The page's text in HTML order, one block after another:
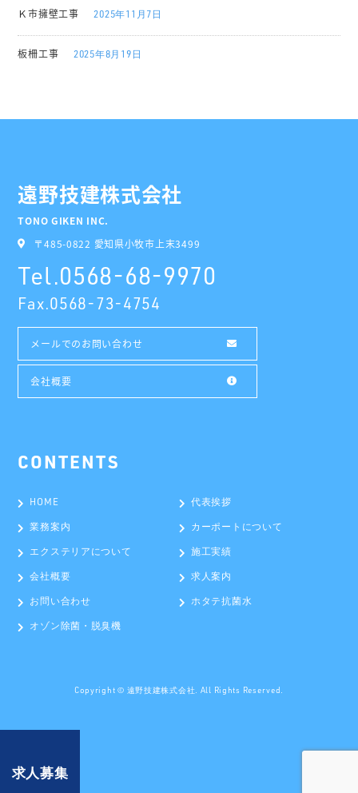
Ｋ市擁壁工事 2025年11月7日
板柵工事 2025年8月19日
遠野技建株式会社
TONO GIKEN INC.
〒485-0822 愛知県小牧市上末3499
Tel.0568-68-9970
Fax.0568-73-4754
メールでのお問い合わせ
会社概要
HOME
代表挨拶
業務案内
カーポートについて
エクステリアについて
施工実績
会社概要
求人案内
お問い合わせ
ホタテ抗菌水
オゾン除菌・脱臭機
Copyright © 遠野技建株式会社. All Rights Reserved.